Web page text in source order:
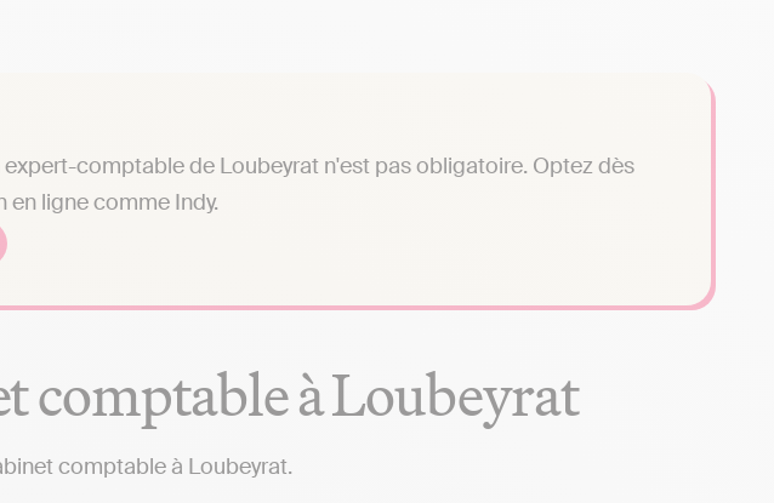
comptable de Loubeyrat n'est pas obligatoire. Optez dès
en ligne comme Indy.
comptable à Loubeyrat
comptable à Loubeyrat.